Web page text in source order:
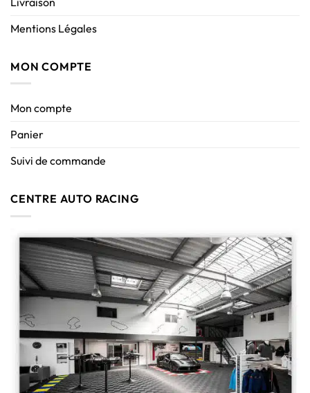
Mentions Légales
MON COMPTE
Mon compte
Panier
Suivi de commande
CENTRE AUTO RACING